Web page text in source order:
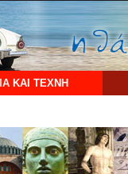
ΚΑΙ ΤΕΧΝΗ